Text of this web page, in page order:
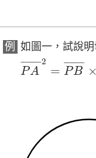
例 如圖一，試說
¯¯¯¯¯¯¯¯
PA
2
= ¯¯¯¯¯¯¯¯
PB ×
¯2